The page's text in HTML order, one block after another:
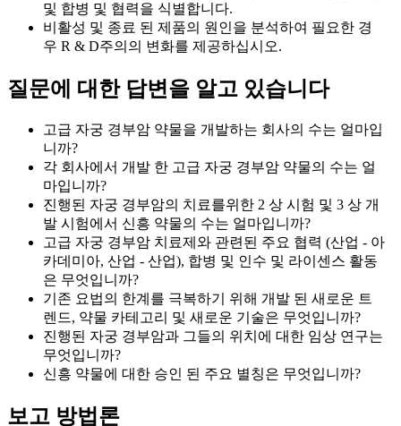
및 합병 및 협력을 식별합니다.
비활성 및 종료 된 제품의 원인을 분석하여 필요한 경
우 R & D주의의 변화를 제공하십시오.
질문에 대한 답변을 알고 있습니다
고급 자궁 경부암 약물을 개발하는 회사의 수는 얼마입
니까?
각 회사에서 개발 한 고급 자궁 경부암 약물의 수는 얼
마입니까?
진행된 자궁 경부암의 치료를위한 2 상 시험 및 3 상 개
발 시험에서 신흥 약물의 수는 얼마입니까?
고급 자궁 경부암 치료제와 관련된 주요 협력 (산업 - 아
카데미아, 산업 - 산업), 합병 및 인수 및 라이센스 활동
은 무엇입니까?
기존 요법의 한계를 극복하기 위해 개발 된 새로운 트
렌드, 약물 카테고리 및 새로운 기술은 무엇입니까?
진행된 자궁 경부암과 그들의 위치에 대한 임상 연구는
무엇입니까?
신흥 약물에 대한 승인 된 주요 별칭은 무엇입니까?
보고 방법론